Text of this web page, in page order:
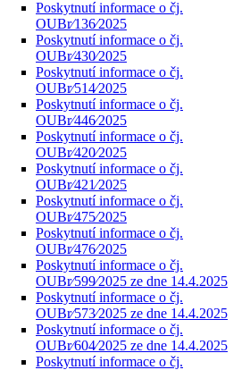
Poskytnutí informace o čj.
OUBr⁄136⁄2025
Poskytnutí informace o čj.
OUBr⁄430⁄2025
Poskytnutí informace o čj.
OUBr⁄514⁄2025
Poskytnutí informace o čj.
OUBr⁄446⁄2025
Poskytnutí informace o čj.
OUBr⁄420⁄2025
Poskytnutí informace o čj.
OUBr⁄421⁄2025
Poskytnutí informace o čj.
OUBr⁄475⁄2025
Poskytnutí informace o čj.
OUBr⁄476⁄2025
Poskytnutí informace o čj.
OUBr⁄599⁄2025 ze dne 14.4.2025
Poskytnutí informace o čj.
OUBr⁄573⁄2025 ze dne 14.4.2025
Poskytnutí informace o čj.
OUBr⁄604⁄2025 ze dne 14.4.2025
Poskytnutí informace o čj.